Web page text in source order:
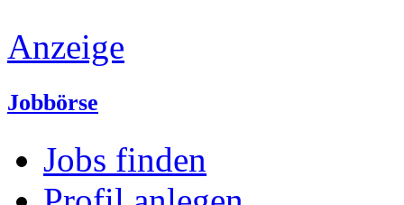
Anzeige
Jobbörse
Jobs finden